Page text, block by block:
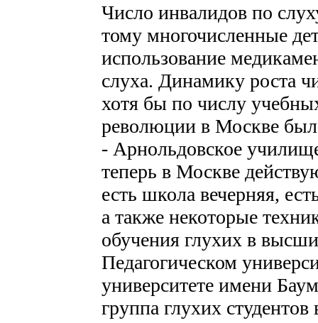
Число инвалидов по
тому многочисленные
использование
слуха. Динамику роста
хотя бы по числу
революции в Москве
- Арнольдовское
теперь в Москве
есть школа вечерняя,
а также некоторые
обучения глухих в
Педагогическом
университете имени
группа глухих